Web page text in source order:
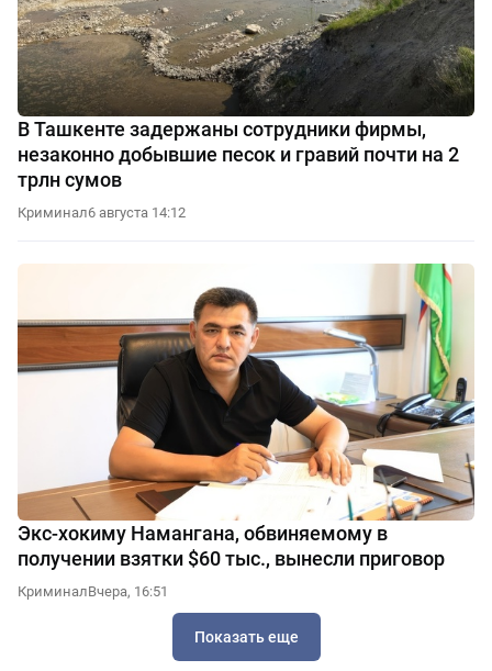
В Ташкенте задержаны сотрудники фирмы,
незаконно добывшие песок и гравий почти на 2
трлн сумов
Криминал6 августа 14:12
Экс-хокиму Намангана, обвиняемому в
получении взятки $60 тыс., вынесли приговор
КриминалВчера, 16:51
Показать еще